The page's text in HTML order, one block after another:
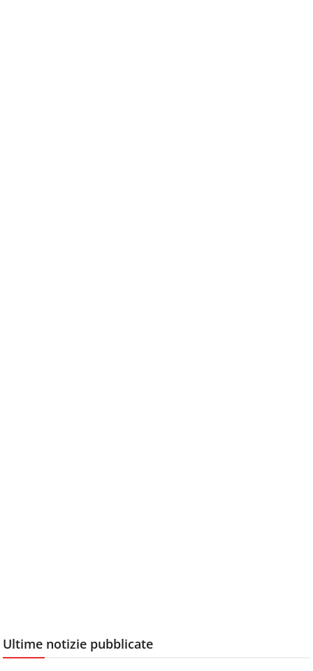
Ultime notizie pubblicate